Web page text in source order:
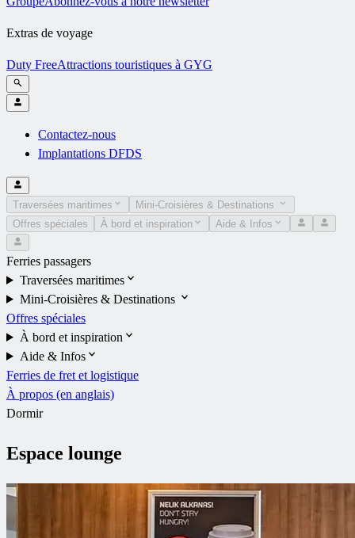
Extras de voyage
Duty FreeAttractions touristiques à GYG
Contactez-nous
Implantations DFDS
Traversées maritimes
Mini-Croisières & Destinations
Offres spéciales
À bord et inspiration Aide & Infos
Ferries passagers
Traversées maritimes
Mini-Croisières & Destinations
Offres spéciales
À bord et inspiration
Aide & Infos
Ferries de fret et logistique
À propos (en anglais)
Dormir
Espace lounge